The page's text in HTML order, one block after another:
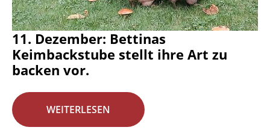
11. Dezember: Bettinas
Keimbackstube stellt ihre Art zu
backen vor.
WEITERLESEN